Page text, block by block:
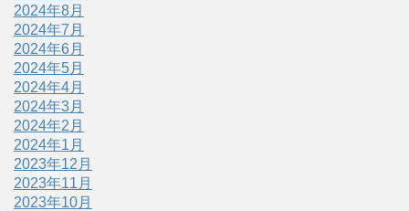
2024年8月
2024年7月
2024年6月
2024年5月
2024年4月
2024年3月
2024年2月
2024年1月
2023年12月
2023年11月
2023年10月